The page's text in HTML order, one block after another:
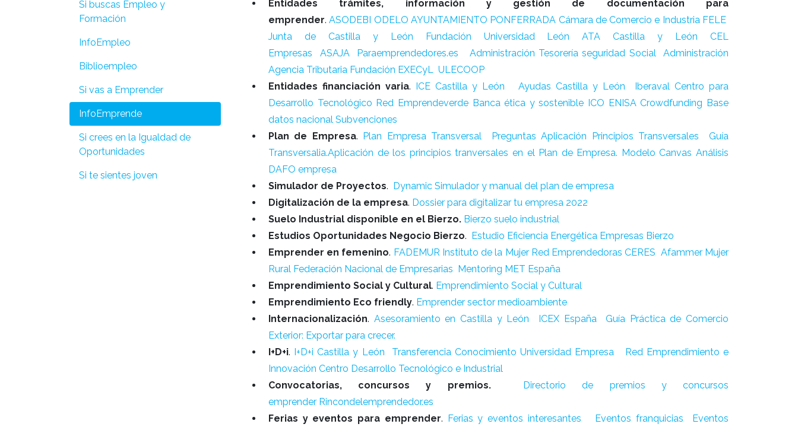
Si buscas Empleo y
Formación
InfoEmpleo
Biblioempleo
Si vas a Emprender
InfoEmprende
Si crees en la Igualdad de
Oportunidades
Si te sientes joven
Entidades trámites, información y gestión de documentación para
emprender.ASODEBI ODELO AYUNTAMIENTO PONFERRADA Cámara de Comercio e Industria FELE
Junta de Castilla y León
Fundación Universidad León ATA Castilla y León
CEL
Empresas
ASAJA Paraemprendedores.es Administración Tesorería seguridad Social
Administración
Agencia Tributaria Fundación EXECyL
ULECOOP
Entidades financiación varia. ICE Castilla y León Ayudas Castilla y León Iberaval Centro para
Desarrollo Tecnológico Red Emprendeverde Banca ética y sostenible ICO ENISA Crowdfunding Base
datos nacional Subvenciones
Plan de Empresa. Plan Empresa Transversal Preguntas Aplicación Principios Transversales
Guía
Transversalia.Aplicación de los principios tranversales en el Plan de Empresa. Modelo Canvas Análisis
DAFO empresa
Simulador de Proyectos. Dynamic Simulador y manual del plan de empresa
Digitalización de la empresa. Dossier para digitalizar tu empresa 2022
Suelo Industrial disponible en el Bierzo. Bierzo suelo industrial
Estudios Oportunidades Negocio Bierzo. Estudio Eficiencia Energética Empresas Bierzo
Emprender en femenino. FADEMUR Instituto de la Mujer Red Emprendedoras CERES Afammer Mujer
Rural Federación Nacional de Empresarias Mentoring MET España
Emprendimiento Social y Cultural. Emprendimiento Social y Cultural
Emprendimiento Eco friendly. Emprender sector medioambiente
Internacionalización. Asesoramiento en Castilla y León ICEX España
Guía Práctica de Comercio
Exterior: Exportar para crecer.
I+D+i. I+D+i Castilla y León Transferencia Conocimiento Universidad Empresa
Red Emprendimiento e
Innovación Centro Desarrollo Tecnológico e Industrial
Convocatorias, concursos y premios. Directorio de premios y concursos
emprender Rincondelemprendedor.es
Ferias y eventos para emprender. Ferias y eventos interesantes Eventos franquicias
Eventos